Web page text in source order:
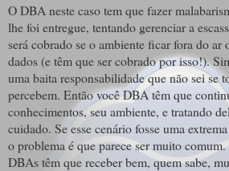
O DBA neste caso tem que fazer
lhe foi entregue, tentando gerenciar a
será cobrado se o ambiente ficar fora do ar
dados (e têm que ser cobrado por isso!).
uma baita responsabilidade que não sei se
percebem. Então você DBA têm que
conhecimentos, seu ambiente, e tratando
cuidado. Se esse cenário fosse uma
o problema é que parece ser muito
DBAs têm que receber bem, quem sabe,